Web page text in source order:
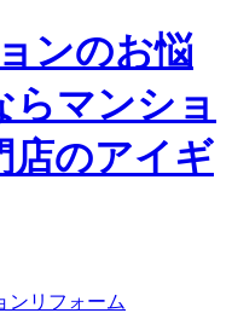
ンリフォーム